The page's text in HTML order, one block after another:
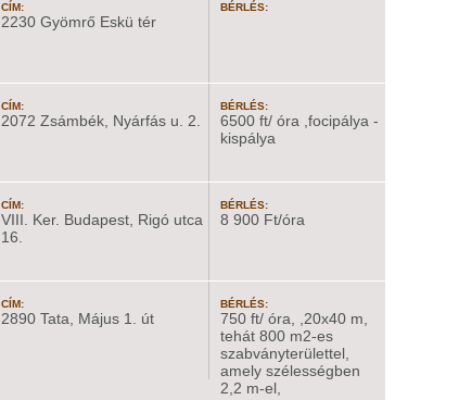
CÍM:
2230 Gyömrő Eskü tér
BÉRLÉS:
CÍM:
2072 Zsámbék, Nyárfás u. 2.
BÉRLÉS:
6500 ft/ óra ,focipálya -
kispálya
CÍM:
VIII. Ker. Budapest, Rigó utca
16.
BÉRLÉS:
8 900 Ft/óra
CÍM:
2890 Tata, Május 1. út
BÉRLÉS:
750 ft/ óra, ,20x40 m,
tehát 800 m2-es
szabványterülettel,
amely szélességben
2,2 m-el,